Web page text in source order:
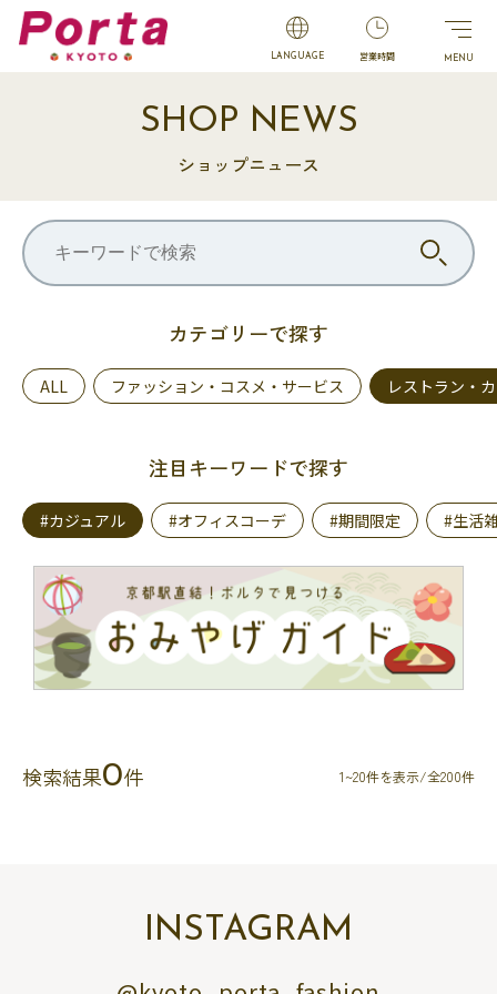
LANGUAGE 営業時間
SHOP NEWS
ショップニュース
カテゴリーで探す
ALL ファッション・コスメ・サービス レストラン・
注目キーワードで探す
#カジュアル #オフィスコーデ #期間限定 #生活
検索結果0件 1~20件を表示/全200件
INSTAGRAM